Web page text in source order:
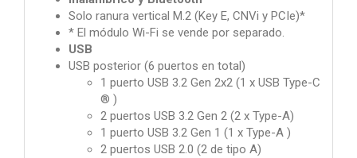
Solo ranura vertical M.2 (Key E, CNVi y PCIe)*
* El módulo Wi-Fi se vende por separado.
USB
USB posterior (6 puertos en total)
1 puerto USB 3.2 Gen 2x2 (1 x USB Type-C
® )
2 puertos USB 3.2 Gen 2 (2 x Type-A)
1 puerto USB 3.2 Gen 1 (1 x Type-A )
2 puertos USB 2.0 (2 de tipo A)